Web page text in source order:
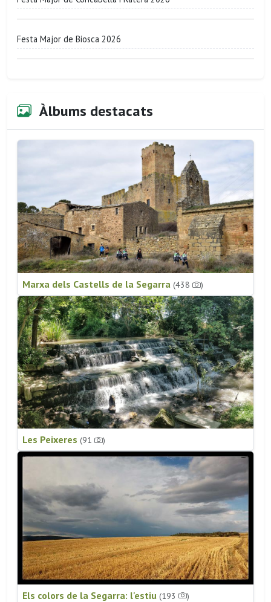
Festa Major de Biosca 2026
Àlbums destacats
Marxa dels Castells de la Segarra (438 )
Les Peixeres (91 )
Els colors de la Segarra: l'estiu (193 )